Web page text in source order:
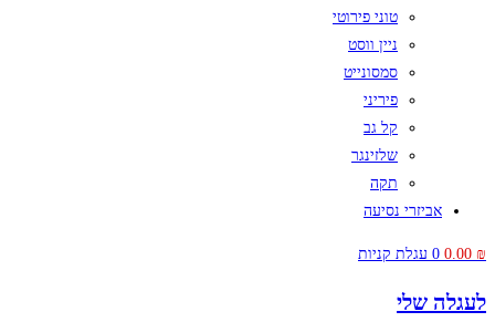
טוני פירוטי
ניין ווסט
סמסונייט
פיריני
קל גב
שלזינגר
תקה
אביזרי נסיעה
0.00 ₪
0 עגלת קניות
לעגלה שלי